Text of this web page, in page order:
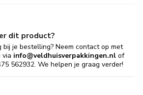
dit product?
bij je bestelling? Neem contact op met
via info@veldhuisverpakkingen.nl of
562932. We helpen je graag verder!